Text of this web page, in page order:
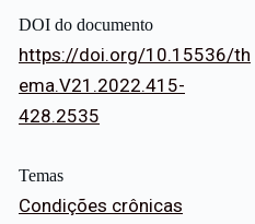
DOI do documento
https://doi.org/10.15536/th
ema.V21.2022.415-
428.2535
Temas
Condições crônicas